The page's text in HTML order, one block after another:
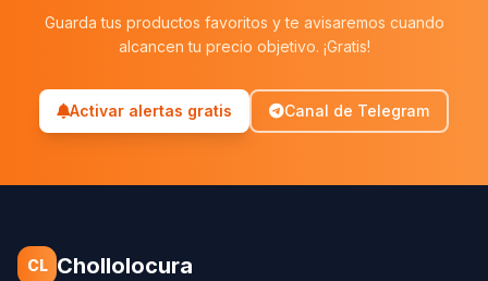
Guarda tus productos favoritos y te avisaremos cuando
alcancen tu precio objetivo. ¡Gratis!
Activar alertas gratis Canal de Telegram
CL Chollolocura